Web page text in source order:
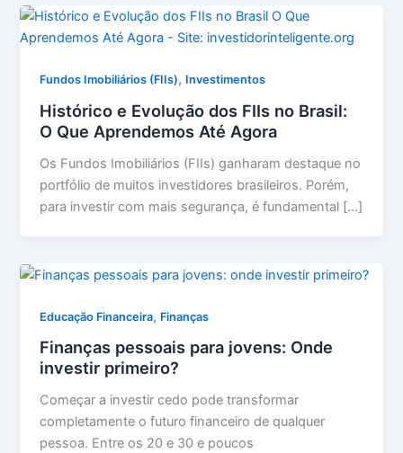
Fundos Imobiliários (FIIs), Investimentos
Histórico e Evolução dos FIIs no Brasil:
O Que Aprendemos Até Agora
Os Fundos Imobiliários (FIIs) ganharam destaque no
portfólio de muitos investidores brasileiros. Porém,
para investir com mais segurança, é fundamental […]
Educação Financeira, Finanças
Finanças pessoais para jovens: Onde
investir primeiro?
Começar a investir cedo pode transformar
completamente o futuro financeiro de qualquer
pessoa. Entre os 20 e 30 e poucos